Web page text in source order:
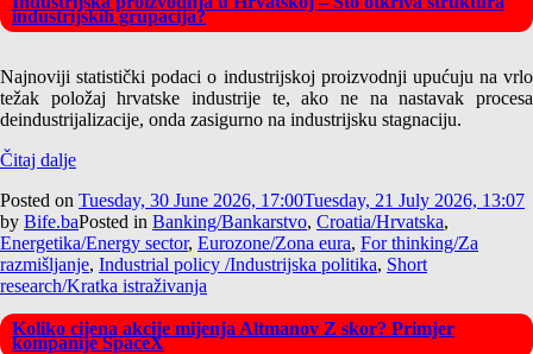
industrijskih grupacija?
Najnoviji statistički podaci o industrijskoj proizvodnji upućuju na vrlo
težak položaj hrvatske industrije te, ako ne na nastavak procesa
deindustrijalizacije, onda zasigurno na industrijsku stagnaciju.
Čitaj dalje
Posted on Tuesday, 30 June 2026, 17:00Tuesday, 21 July 2026, 13:07
by Bife.baPosted in Banking/Bankarstvo, Croatia/Hrvatska,
Energetika/Energy sector, Eurozone/Zona eura, For thinking/Za
razmišljanje, Industrial policy /Industrijska politika, Short
research/Kratka istraživanja
Koliko cijena akcije mijenja Altmanov Z skor? Primjer
kompanije SpaceX